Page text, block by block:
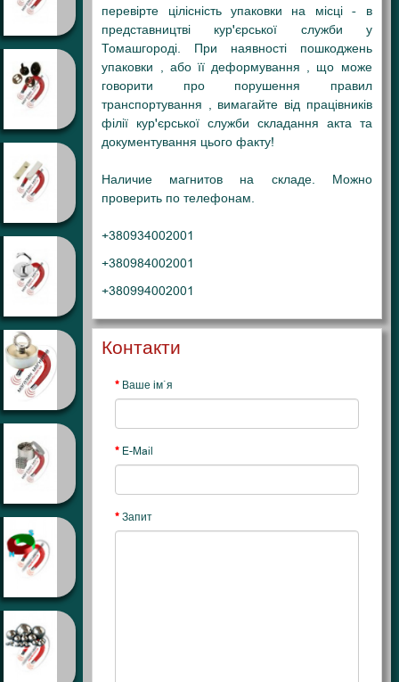
перевірте цілісність упаковки на місці - в
представництві кур'єрської служби у
Томашгороді. При наявності пошкоджень
упаковки , або її деформування , що може
говорити про порушення правил
транспортування , вимагайте від працівників
філії кур'єрської служби складання акта та
документування цього факту!
Наличие магнитов на складе. Можно
проверить по телефонам.
+380934002001
+380984002001
+380994002001
Контакти
Ваше ім`я
E-Mail
Запит